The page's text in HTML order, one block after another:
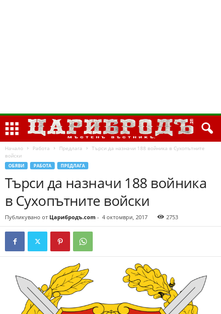
Начало Работа Предлага
Търси да назначи 188 войника в Сухопътните
войски
ОБЯВИ РАБОТА ПРЕДЛАГА
Търси да назначи 188 войника
в Сухопътните войски
Публикувано от Царибродъ.com - 4 октомври, 2017 2753